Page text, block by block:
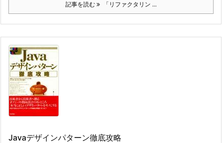
記事を読む 「リファクタリン ...
Javaデザインパターン徹底攻略